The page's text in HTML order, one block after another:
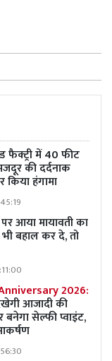
फैक्ट्री में 40 फीट
की दर्दनाक
हंगामा
आया मायावती का
बहाल कर दे, तो
2026:
आजादी की
सेल्फी प्वाइंट,